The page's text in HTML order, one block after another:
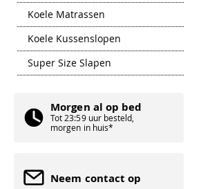
Koele Matrassen
Koele Kussenslopen
Super Size Slapen
Morgen al op bed
Tot 23:59 uur besteld,
morgen in huis*
Neem contact op